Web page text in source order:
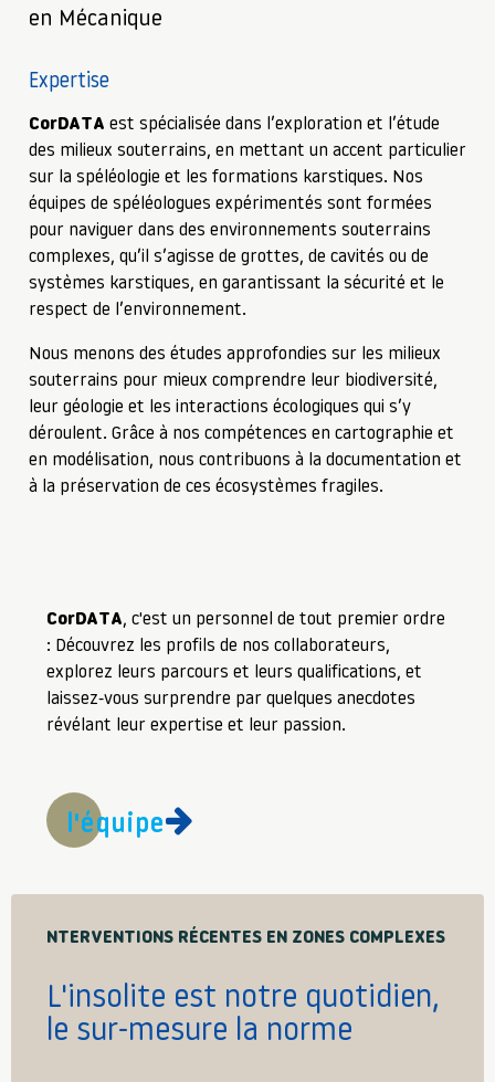
en Mécanique
Expertise
CorDATA est spécialisée dans l’exploration et l’étude
des milieux souterrains, en mettant un accent particulier
sur la spéléologie et les formations karstiques. Nos
équipes de spéléologues expérimentés sont formées
pour naviguer dans des environnements souterrains
complexes, qu’il s’agisse de grottes, de cavités ou de
systèmes karstiques, en garantissant la sécurité et le
respect de l’environnement.
Nous menons des études approfondies sur les milieux
souterrains pour mieux comprendre leur biodiversité,
leur géologie et les interactions écologiques qui s’y
déroulent. Grâce à nos compétences en cartographie et
en modélisation, nous contribuons à la documentation et
à la préservation de ces écosystèmes fragiles.
CorDATA, c'est un personnel de tout premier ordre
: Découvrez les profils de nos collaborateurs,
explorez leurs parcours et leurs qualifications, et
laissez-vous surprendre par quelques anecdotes
révélant leur expertise et leur passion.
l'équipe
NTERVENTIONS RÉCENTES EN ZONES COMPLEXES
L'insolite est notre quotidien,
le sur-mesure la norme